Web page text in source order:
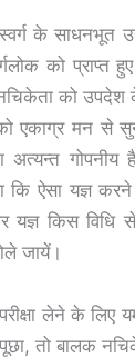
के साधनभूत उस
को प्राप्त
को उपदेश
को एकाग्र मन से
अत्यन्त गोपनीय
कि ऐसा यज्ञ
यज्ञ किस
जायें।
लेने के लिए
तो बालक